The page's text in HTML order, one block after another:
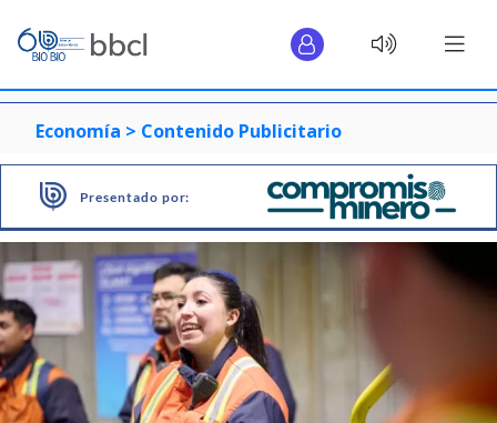
Economía > Contenido Publicitario
Presentado por: